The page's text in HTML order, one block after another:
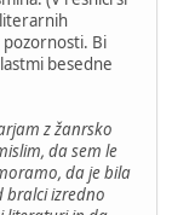
Bi
besedne
z žanrsko
da sem le
da je bila
bralci izredno